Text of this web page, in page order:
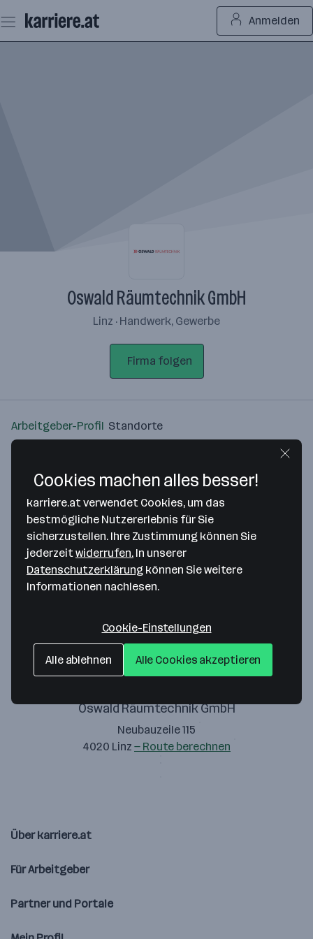
Seiteninhalt
springen
Anmelden
Oswald Räumtechnik GmbH
Linz · Handwerk, Gewerbe
Firma folgen
Arbeitgeber-Profil Standorte
Bitte stimme unseren Cookie-
Richtlinien zu, um diese Karte
anzuzeigen.
Oswald Räumtechnik GmbH
Neubauzeile 115
4020 Linz — Route berechnen
Über karriere.at
Für Arbeitgeber
Partner und Portale
Cookies machen alles besser!
karriere.at verwendet Cookies, um das
bestmögliche Nutzererlebnis für Sie
sicherzustellen. Ihre Zustimmung können Sie
jederzeitwiderrufen. In unserer
Datenschutzerklärung können Sie weitere
Informationen nachlesen.
Cookie-Einstellungen
Alle ablehnen Alle Cookies akzeptieren